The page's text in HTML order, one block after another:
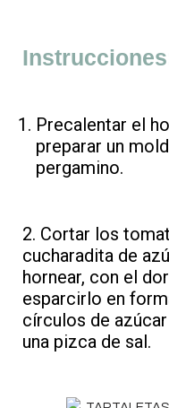
Precalentar el
preparar un
pergamino.
2. Cortar los
cucharadita de
hornear, con el
esparcirlo en
círculos de
una pizca de sal.